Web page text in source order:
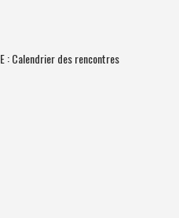
: Calendrier des rencontres